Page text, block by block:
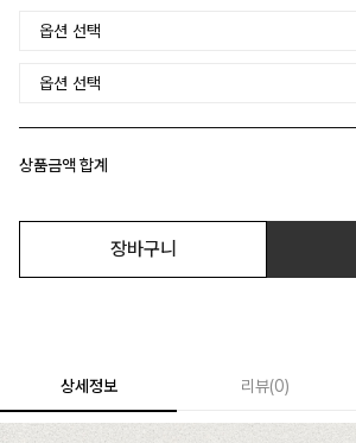
상품금액 합계
장바구니
상세정보 리뷰(0)